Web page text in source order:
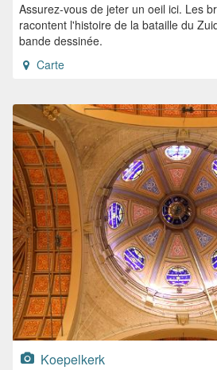
Assurez-vous de jeter un oeil ici. Les
racontent l'histoire de la bataille du
bande dessinée.
Carte
Koepelkerk